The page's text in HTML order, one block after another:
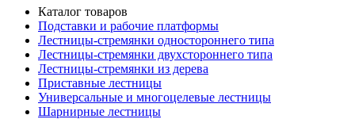
Каталог товаров
Подставки и рабочие платформы
Лестницы-стремянки одностороннего типа
Лестницы-стремянки двухстороннего типа
Лестницы-стремянки из дерева
Приставные лестницы
Универсальные и многоцелевые лестницы
Шарнирные лестницы